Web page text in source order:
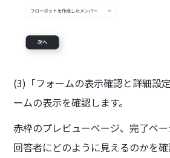
(3)「フォームの表示確認と詳細設
ームの表示を確認します。
赤枠のプレビューページ、完了ペ
回答者にどのように見えるのかを